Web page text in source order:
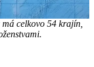
celkovo 54 krajín,